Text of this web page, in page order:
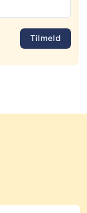
Tilmeld